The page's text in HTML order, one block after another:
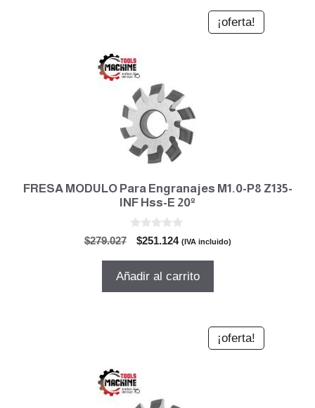
¡oferta!
FRESA MODULO Para Engranajes M1.0-P8 Z135-
INF Hss-E 20º
$279.027
El
original
$251.124El
actual
(IVA incluido)
Añadir al carrito
¡oferta!